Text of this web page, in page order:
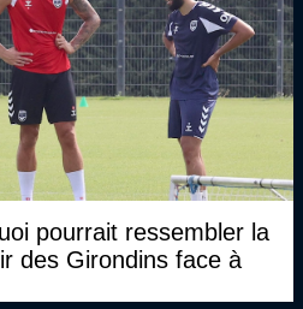
pourrait ressembler la
des Girondins face à